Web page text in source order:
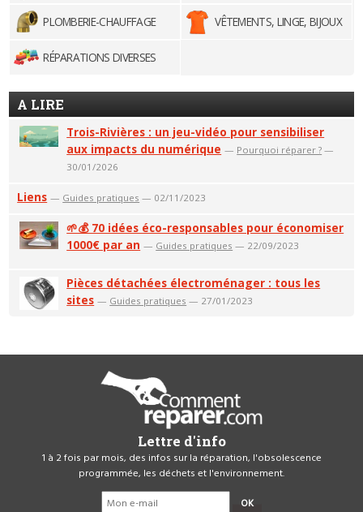
PLOMBERIE-CHAUFFAGE VÊTEMENTS, LINGE, BIJOUX
RÉPARATIONS DIVERSES
A LIRE
Trois-Rivières : un jeu-vidéo pour sensibiliser
aux impacts du numérique — Pourquoi réparer ? —
30/01/2026
Liens — Guides pratiques — 02/11/2023
🌱💰 70 idées éco-responsables pour économiser
1000€ par an — Guides pratiques — 22/09/2023
Pièces détachées électroménager : tous les
sites — Guides pratiques — 27/01/2023
Lettre d'info
1 à 2 fois par mois, des infos sur la réparation, l'obsolescence
programmée, les déchets et l'environnement.
OK